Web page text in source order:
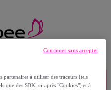
partenaires à utiliser des traceurs (tels
que des SDK, ci-après "Cookies") et à
Continuer sans accepter